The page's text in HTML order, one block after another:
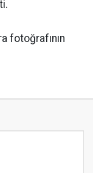
fotoğrafının